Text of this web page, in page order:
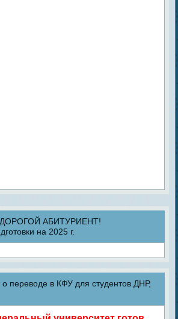
АБИТУРИЕНТ!
на 2025 г.
переводе в КФУ для студентов ДНР,